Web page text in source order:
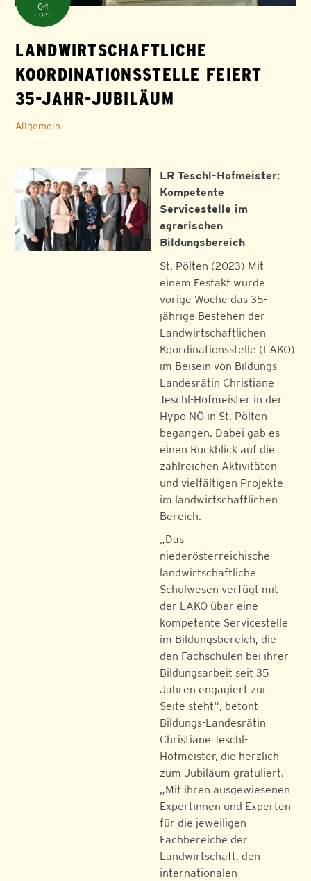
04
2023
LANDWIRTSCHAFTLICHE
KOORDINATIONSSTELLE FEIERT
35-JAHR-JUBILÄUM
Allgemein
LR Teschl-Hofmeister:
Kompetente
Servicestelle im
agrarischen
Bildungsbereich
St. Pölten (2023) Mit
einem Festakt wurde
vorige Woche das 35-
jährige Bestehen der
Landwirtschaftlichen
Koordinationsstelle (LAKO)
im Beisein von Bildungs-
Landesrätin Christiane
Teschl-Hofmeister in der
Hypo NÖ in St. Pölten
begangen. Dabei gab es
einen Rückblick auf die
zahlreichen Aktivitäten
und vielfältigen Projekte
im landwirtschaftlichen
Bereich.
„Das
niederösterreichische
landwirtschaftliche
Schulwesen verfügt mit
der LAKO über eine
kompetente Servicestelle
im Bildungsbereich, die
den Fachschulen bei ihrer
Bildungsarbeit seit 35
Jahren engagiert zur
Seite steht“, betont
Bildungs-Landesrätin
Christiane Teschl-
Hofmeister, die herzlich
zum Jubiläum gratuliert.
„Mit ihren ausgewiesenen
Expertinnen und Experten
für die jeweiligen
Fachbereiche der
Landwirtschaft, den
internationalen